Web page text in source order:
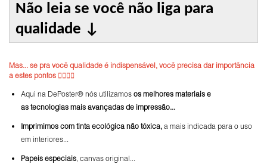
Não leia se você não liga para
qualidade ↓
Mas... se pra você qualidade é indispensável, você precisa dar importância
a estes pontos 👇🏼👇🏼
Aqui na DePoster® nós utilizamos os melhores materiais e
as tecnologias mais avançadas de impressão...
Imprimimos com tinta ecológica não tóxica, a mais indicada para o uso
em interiores...
Papeis especiais, canvas original...